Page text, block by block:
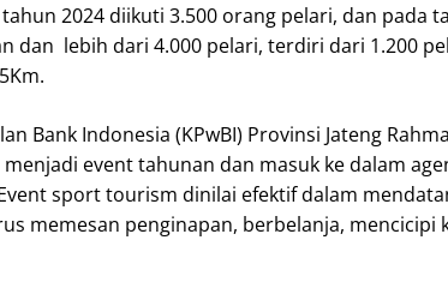
2024 diikuti 3.500 orang pelari, dan pada
dan lebih dari 4.000 pelari, terdiri dari 1.200
Bank Indonesia (KPwBI) Provinsi Jateng
menjadi event tahunan dan masuk ke dalam
sport tourism dinilai efektif dalam
memesan penginapan, berbelanja, mencicipi